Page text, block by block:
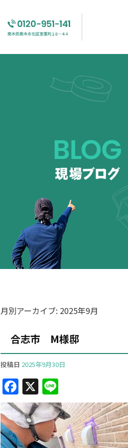
月別アーカイブ: 2025年9月
合志市 M様邸
投稿日 2025年9月30日
F
a
c
e
X
n
e